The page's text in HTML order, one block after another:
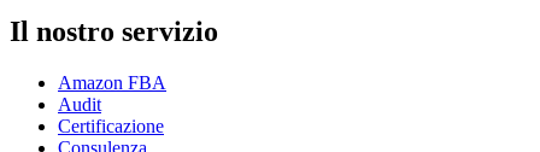
Il nostro servizio
Amazon FBA
Audit
Certificazione
Consulenza